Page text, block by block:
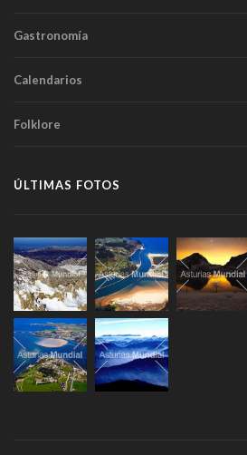
Gastronomía
Calendarios
Folklore
ÚLTIMAS FOTOS